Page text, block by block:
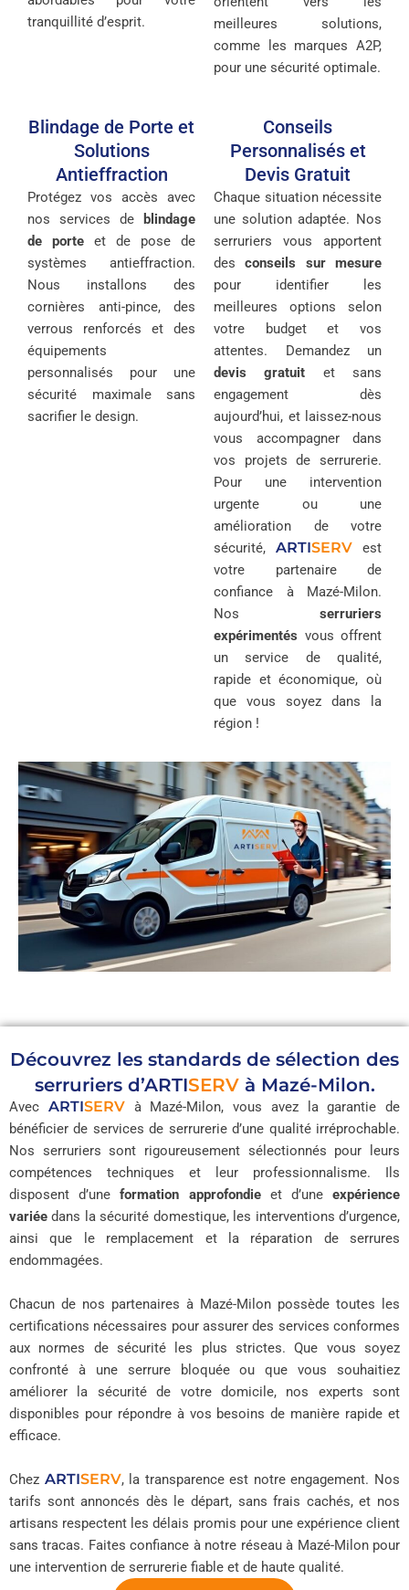
tranquillité d’esprit.
meilleures solutions,
comme les marques A2P,
pour une sécurité optimale.
Blindage de Porte et
Solutions
Antieffraction
Protégez vos accès avec
nos services de
blindage
de porte et de pose de
systèmes antieffraction.
Nous installons des
cornières anti-pince, des
verrous renforcés et des
équipements
personnalisés pour une
sécurité maximale sans
sacrifier le design.
Conseils
Personnalisés et
Devis Gratuit
Chaque situation nécessite
une solution adaptée. Nos
serruriers vous apportent
desconseils sur mesure
pour identifier les
meilleures options selon
votre budget et vos
attentes. Demandez un
devis gratuit et sans
engagement dès
aujourd’hui, et laissez-nous
vous accompagner dans
vos projets de serrurerie.
Pour une intervention
urgente ou une
amélioration de votre
sécurité, ARTISERV est
votre partenaire de
confiance à Mazé-Milon.
Nos serruriers
expérimentés vous offrent
un service de qualité,
rapide et économique, où
que vous soyez dans la
région !
Découvrez les standards de sélection des
serruriers d’ARTISERVà Mazé-Milon.
Avec ARTISERVà Mazé-Milon, vous avez la garantie de
bénéficier de services de serrurerie d’une qualité irréprochable.
Nos serruriers sont rigoureusement sélectionnés pour leurs
compétences techniques et leur professionnalisme. Ils
disposent d’uneformation approfondieet d’uneexpérience
variée dans la sécurité domestique, les interventions d’urgence,
ainsi que le remplacement et la réparation de serrures
endommagées.
Chacun de nos partenaires à Mazé-Milon possède toutes les
certifications nécessaires pour assurer des services conformes
aux normes de sécurité les plus strictes. Que vous soyez
confronté à une serrure bloquée ou que vous souhaitiez
améliorer la sécurité de votre domicile, nos experts sont
disponibles pour répondre à vos besoins de manière rapide et
efficace.
Chez ARTISERV, la transparence est notre engagement. Nos
tarifs sont annoncés dès le départ, sans frais cachés, et nos
artisans respectent les délais promis pour une expérience client
sans tracas. Faites confiance à notre réseau à Mazé-Milon pour
une intervention de serrurerie fiable et de haute qualité.